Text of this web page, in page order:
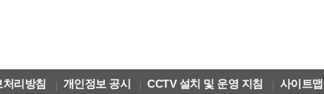
리방침 개인정보 공시 CCTV 설치 및 운영 지침 사이트맵